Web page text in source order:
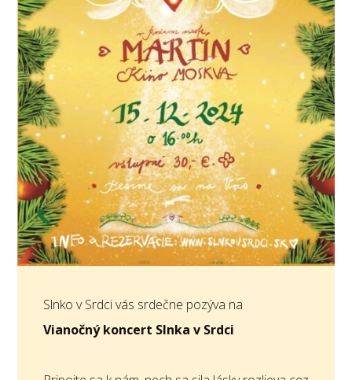
Slnko v Srdci vás srdečne pozýva na
Vianočný koncert Slnka v Srdci